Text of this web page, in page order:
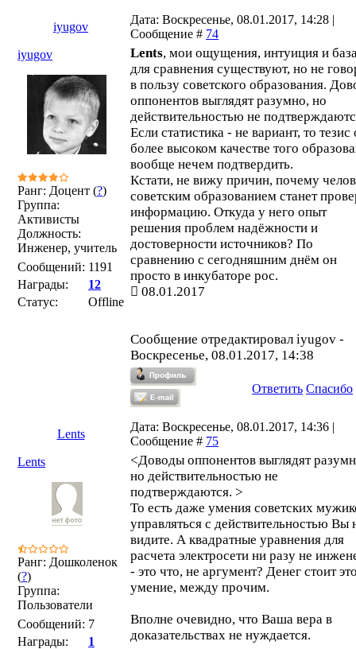
iyugov
Дата: Воскресенье, 08.01.2017, 14:28 |
Сообщение # 74
iyugov
Ранг: Доцент (?)
Группа:
Активисты
Должность:
Инженер, учитель
Сообщений: 1191
Награды:
12
Статус:
Offline
Lents, мои ощущения, интуиция и
для сравнения существуют, но не
в пользу советского образования.
оппонентов выглядят разумно, но
действительностью не
Если статистика - не вариант, то тезис
более высоком качестве того
вообще нечем подтвердить.
Кстати, не вижу причин, почему
советским образованием станет
информацию. Откуда у него опыт
решения проблем надёжности и
достоверности источников? По
сравнению с сегодняшним днём он
просто в инкубаторе рос.
08.01.2017
Сообщение отредактировал iyugov -
Воскресенье, 08.01.2017, 14:38
Ответить Спасибо
Lents
Дата: Воскресенье, 08.01.2017, 14:36 |
Сообщение # 75
Lents
Ранг: Дошколенок
(?)
Группа:
Пользователи
Сообщений: 7
Награды:
1
<Доводы оппонентов выглядят
но действительностью не
подтверждаются. >
То есть даже умения советских
управляться с действительностью Вы
видите. А квадратные уравнения для
расчета электросети ни разу не
- это что, не аргумент? Денег стоит
умение, между прочим.
Вполне очевидно, что Ваша вера в
доказательствах не нуждается.